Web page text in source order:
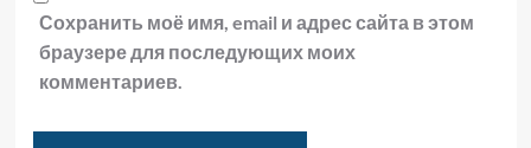
Сохранить моё имя, email и адрес сайта в этом
браузере для последующих моих
комментариев.